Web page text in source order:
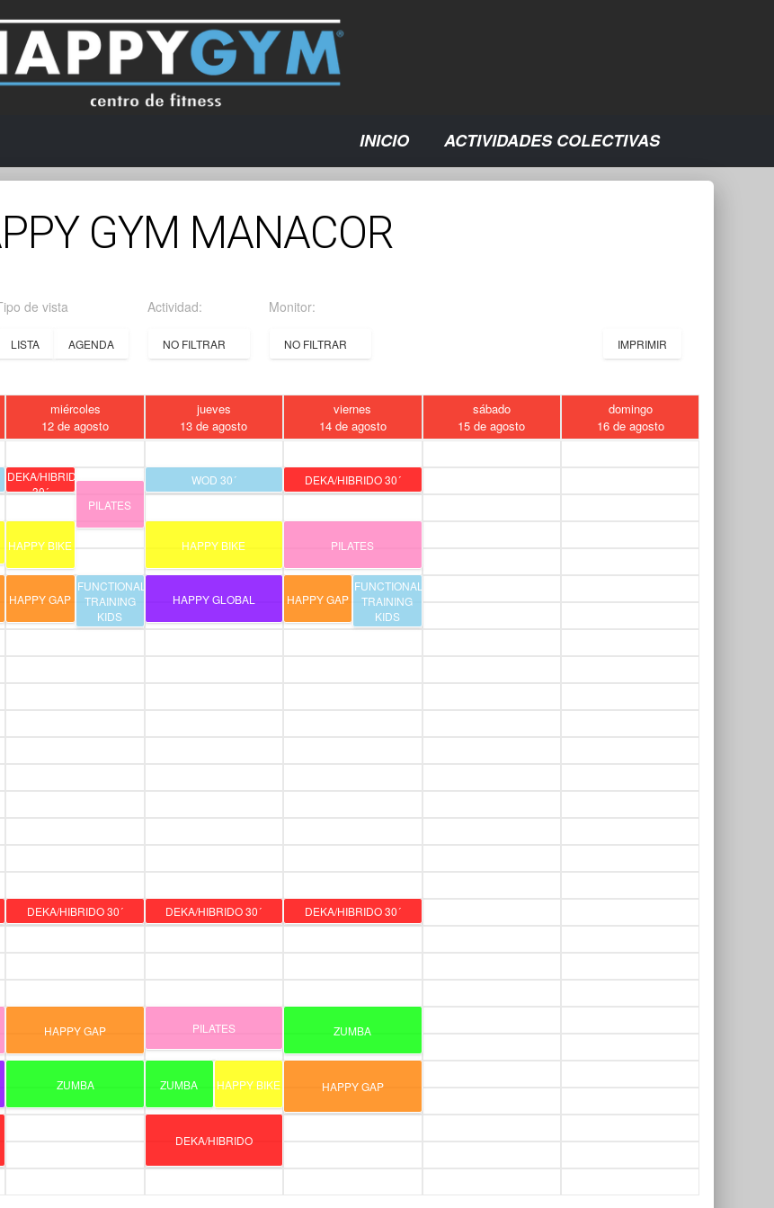
INICIO ACTIVIDADES COLECTIVAS
GYM MANACOR
de vista
LISTA AGENDA
Actividad:
NO FILTRAR
Monitor:
NO FILTRAR IMPRIMIR
miércoles
12 de agosto
DEKA/HIBRIDO
30´
PILATES
HAPPY BIKE
HAPPY GAP
FUNCTIONAL
TRAINING
KIDS
DEKA/HIBRIDO 30´
HAPPY GAP
ZUMBA
jueves
13 de agosto
WOD 30´
HAPPY BIKE
HAPPY GLOBAL
DEKA/HIBRIDO 30´
PILATES
ZUMBA HAPPY BIKE
DEKA/HIBRIDO
viernes
14 de agosto
DEKA/HIBRIDO 30´
PILATES
HAPPY GAP
FUNCTIONAL
TRAINING
KIDS
DEKA/HIBRIDO 30´
ZUMBA
HAPPY GAP
sábado
15 de agosto
domingo
16 de agosto